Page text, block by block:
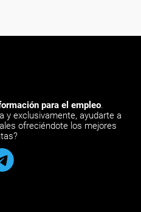
para el empleo.
y exclusivamente, ayudarte a
ofreciéndote los mejores